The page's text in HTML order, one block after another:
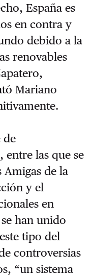
España es
en contra y
debido a la
renovables
Mariano
de
entre las que se
Amigas de la
y el
en
han unido
tipo del
controversias
“un sistema